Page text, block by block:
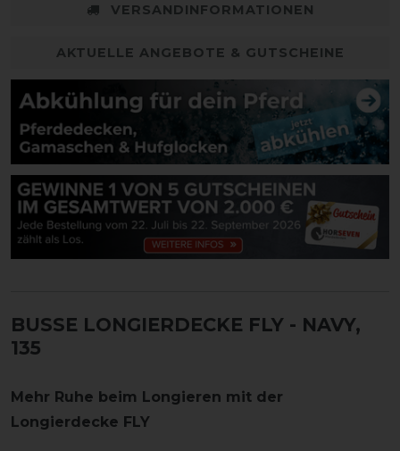
VERSANDINFORMATIONEN
AKTUELLE ANGEBOTE & GUTSCHEINE
BUSSE LONGIERDECKE FLY - NAVY,
135
Mehr Ruhe beim Longieren mit der
Longierdecke FLY